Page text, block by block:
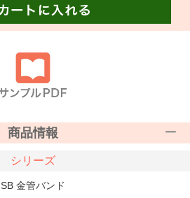
商品情報
シリーズ
SB 金管バンド